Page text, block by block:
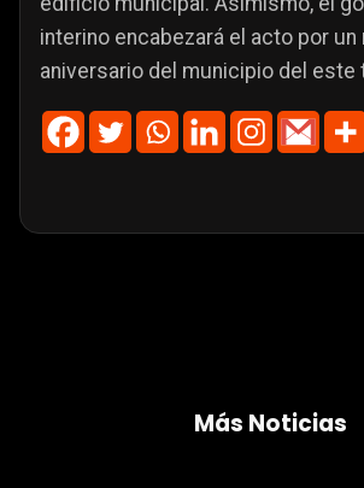
interino encabezará el acto por un
aniversario del municipio del este
Más Noticias